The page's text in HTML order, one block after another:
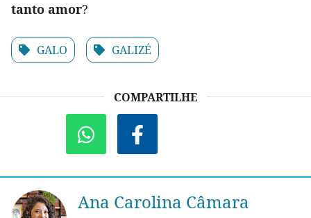
tanto amor?
GALO GALIZÉ
COMPARTILHE
Ana Carolina Câmara